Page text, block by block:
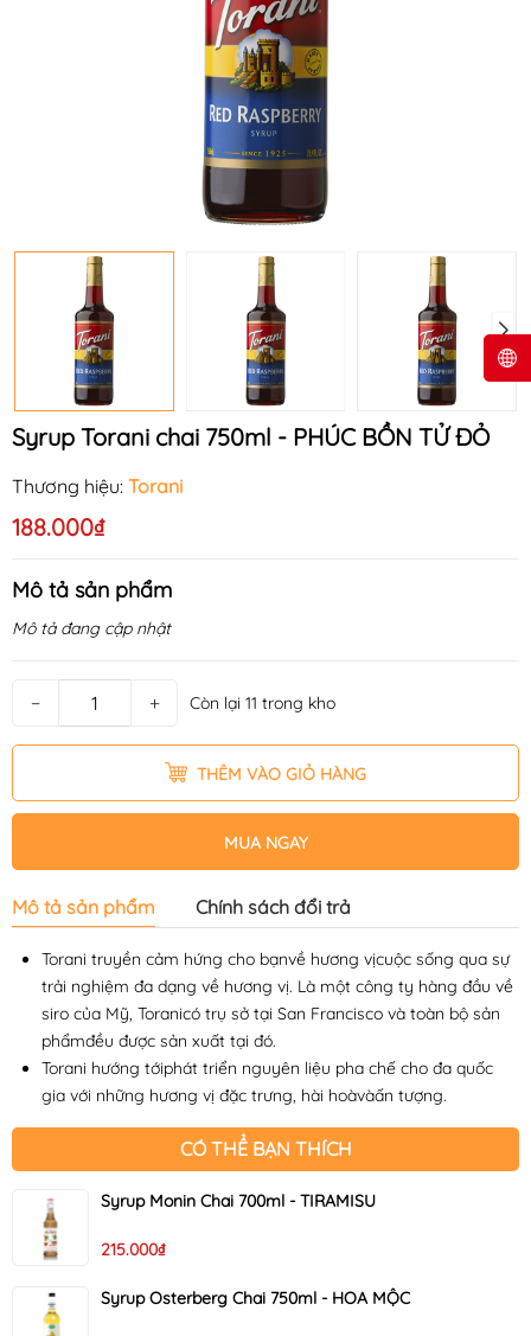
Syrup Torani chai 750ml - PHÚC BỒN TỬ ĐỎ
Thương hiệu: Torani
188.000₫
Mô tả sản phẩm
Mô tả đang cập nhật
− + Còn lại 11 trong kho
THÊM VÀO GIỎ HÀNG
MUA NGAY
Mô tả sản phẩm Chính sách đổi trả
Torani truyền cảm hứng cho bạnvề hương vịcuộc sống qua sự
trải nghiệm đa dạng về hương vị. Là một công ty hàng đầu về
siro của Mỹ, Toranicó trụ sở tại San Francisco và toàn bộ sản
phẩmđều được sản xuất tại đó.
Torani hướng tớiphát triển nguyên liệu pha chế cho đa quốc
gia với những hương vị đặc trưng, hài hoàvàấn tượng.
CÓ THỂ BẠN THÍCH
Syrup Monin Chai 700ml - TIRAMISU
215.000₫
Syrup Osterberg Chai 750ml - HOA MỘC